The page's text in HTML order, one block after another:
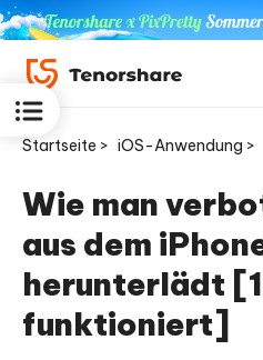
ReiBoot
for iOS
PDNob
Startseite > iOS-Anwendung >
Wie man
aus dem
herunterlädt
funktioniert]